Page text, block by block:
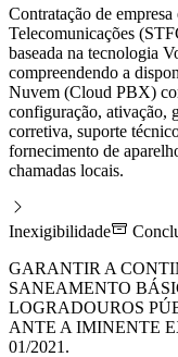
Contratação de
Telecomunicações
baseada na tecnologia
compreendendo a
Nuvem (Cloud PBX)
configuração, ativação,
corretiva, suporte
fornecimento de
chamadas locais.
Inexigibilidade
GARANTIR A
SANEAMENTO
LOGRADOUROS
ANTE A IMINENTE
01/2021.